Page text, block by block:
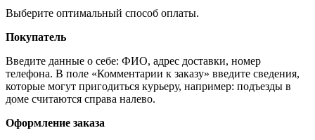
Выберите оптимальный способ оплаты.
Покупатель
Введите данные о себе: ФИО, адрес доставки, номер
телефона. В поле «Комментарии к заказу» введите сведения,
которые могут пригодиться курьеру, например: подъезды в
доме считаются справа налево.
Оформление заказа